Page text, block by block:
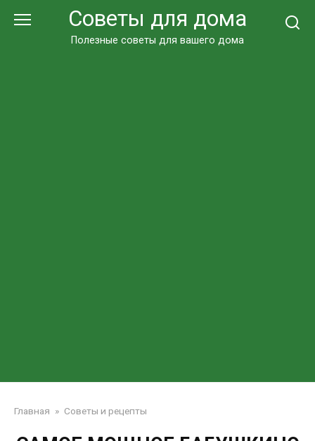
Советы для дома
Полезные советы для вашего дома
Главная » Советы и рецепты